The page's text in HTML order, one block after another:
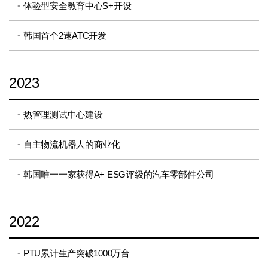
体验型安全教育中心S+开设
韩国首个2速ATC开发
2023
热管理测试中心建设
自主物流机器人的商业化
韩国唯一一家获得A+ ESG评级的汽车零部件公司
2022
PTU累计生产突破1000万台